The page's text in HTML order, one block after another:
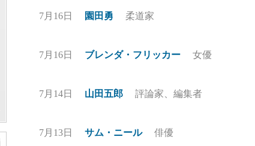
7月16日 園田勇 柔道家
7月16日 ブレンダ・フリッカー 女優
7月14日 山田五郎 評論家、編集者
7月13日 サム・ニール 俳優